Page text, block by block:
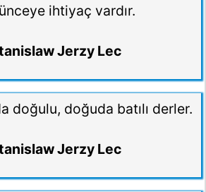
ihtiyaç vardır.
Jerzy Lec
doğulu, doğuda batılı derler.
Jerzy Lec